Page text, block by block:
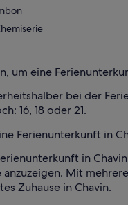
um eine
bei der
16, 18 oder 21.
Ferienunterkunft in
in
Mit
Zuhause in Chavin.